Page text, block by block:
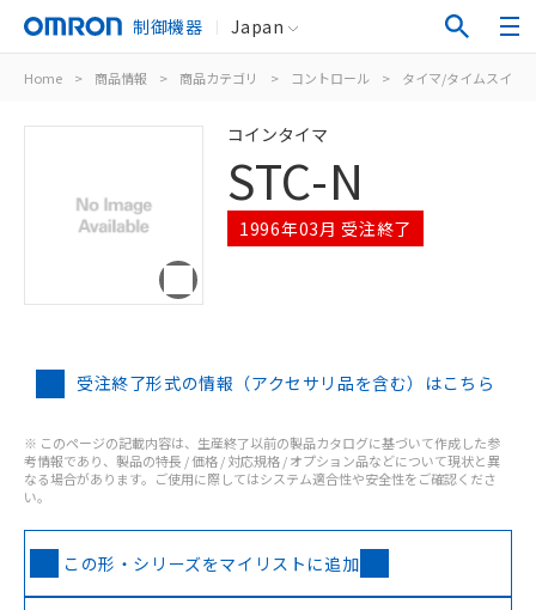
制御機器 Japan
Home > 商品情報 > 商品カテゴリ > コントロール > タイマ/タイムスイッ
コインタイマ
STC-N
1996年03月 受注終了
受注終了形式の情報（アクセサリ品を含む）はこちら
※ このページの記載内容は、生産終了以前の製品カタログに基づいて作成した参
考情報であり、製品の特長 / 価格 / 対応規格 / オプション品などについて現状と異
なる場合があります。ご使用に際してはシステム適合性や安全性をご確認くださ
い。
この形・シリーズをマイリストに追加